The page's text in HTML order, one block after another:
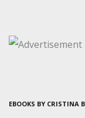
EBOOKS BY CRISTINA